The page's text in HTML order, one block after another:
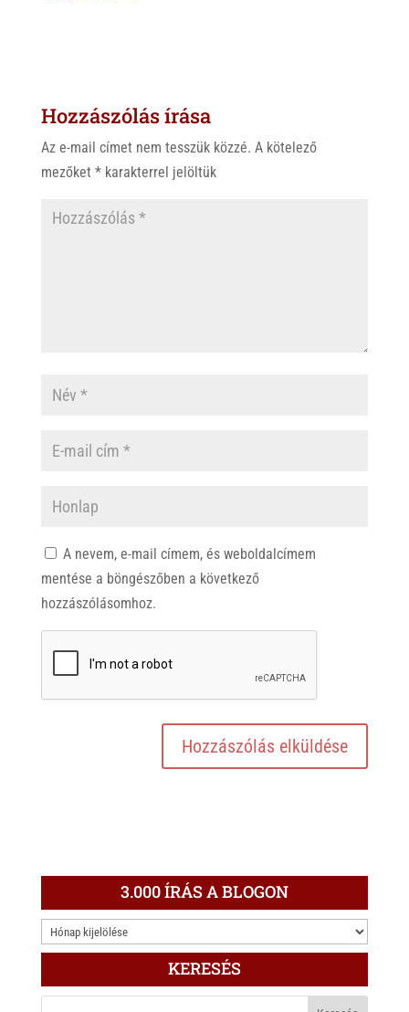
A
p
o
k
Hozzászólás írása
Az e-mail címet nem tesszük közzé. A kötelező
mezőket *karakterrel jelöltük
A nevem, e-mail címem, és weboldalcímem
mentése a böngészőben a következő
hozzászólásomhoz.
3.000 ÍRÁS A BLOGON
3.000
ÍRÁS
KERESÉS